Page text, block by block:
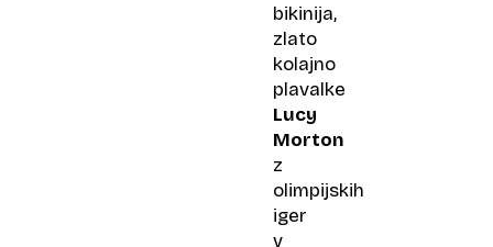
bikinija,
zlato
kolajno
plavalke
Lucy
Morton
z
olimpijskih
iger
v